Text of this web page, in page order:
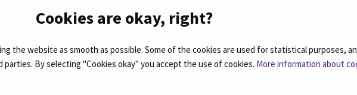
Cookies are okay, right?
the website as smooth as possible. Some of the cookies are used for statistical purposes,
By selecting "Cookies okay" you accept the use of cookies. More information about